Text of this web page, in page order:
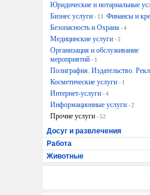
Юридические и нотариальные
Бизнес услуги - 13 Финансы и
Безопасность и Охрана - 4
Медицинские услуги - 5
Организация и обслуживание
мероприятий - 1
Полиграфия. Издательство.
Косметические услуги - 1
Интернет-услуги - 4
Информационные услуги - 2
Прочие услуги - 52
Досуг и развлечения
Работа
Животные